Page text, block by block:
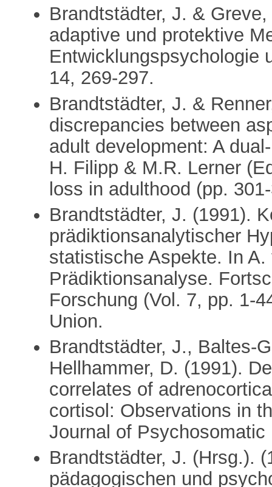
Brandtstädter, J. &
adaptive und protektive
Entwicklungspsychologie
14, 269-297.
Brandtstädter, J. &
discrepancies between
adult development: A
H. Filipp & M.R. Lerner
loss in adulthood (pp.
Brandtstädter, J. (1991).
prädiktionsanalytischer
statistische Aspekte. In
Prädiktionsanalyse.
Forschung (Vol. 7, pp. 1-
Union.
Brandtstädter, J., Baltes-
Hellhammer, D. (1991).
correlates of
cortisol: Observations in
Journal of
Brandtstädter, J. (Hrsg.).
pädagogischen und